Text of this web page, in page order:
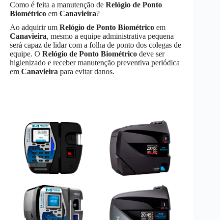
Como é feita a manutenção de Relógio de Ponto
Biométrico em Canavieira?
Ao adquirir um Relógio de Ponto Biométrico em
Canavieira, mesmo a equipe administrativa pequena
será capaz de lidar com a folha de ponto dos colegas de
equipe. O Relógio de Ponto Biométrico deve ser
higienizado e receber manutenção preventiva periódica
em Canavieira para evitar danos.